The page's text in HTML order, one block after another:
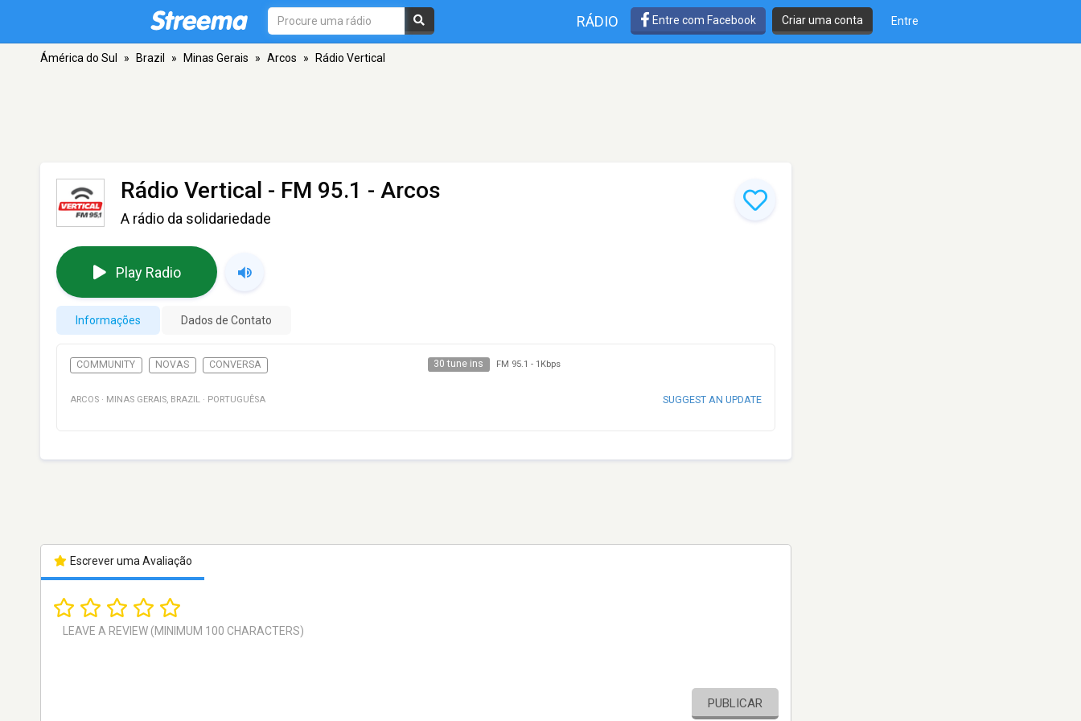
RÁDIO Entre com Facebook Criar uma conta Entre
Ámérica do Sul » Brazil » Minas Gerais » Arcos » Rádio Vertical
Rádio Vertical - FM 95.1 - Arcos
A rádio da solidariedade
Play Radio
Informações Dados de Contato
COMMUNITY NOVAS CONVERSA 30 tune ins FM 95.1 - 1Kbps
ARCOS · MINAS GERAIS, BRAZIL · PORTUGUÊSA SUGGEST AN UPDATE
Escrever uma Avaliação
PUBLICAR